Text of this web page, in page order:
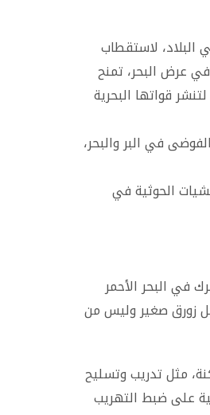
البلاد، لاستقطاب
عرض البحر، تمنح
قواتها البحرية
في البر والبحر،
الحوثية في
الأمريكية قولها، إن هناك أكثر من 100 زورق يتحرك في البحر الأحمر
كل زورق صغير وليس من
مثل تدريب وتسليح
على ضبط التهريب